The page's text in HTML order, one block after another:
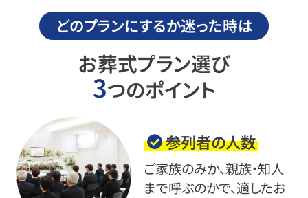
どのプランにするか迷った時は
お葬式プラン選び
3つのポイント
参列者の人数
ご家族のみか、親族・知人
まで呼ぶのかで、適したお